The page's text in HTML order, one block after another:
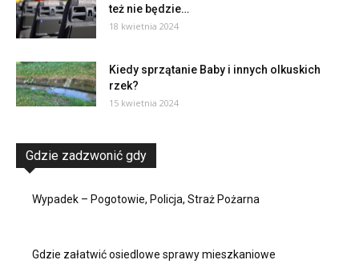
też nie będzie…
18 kwietnia 2024
Kiedy sprzątanie Baby i innych olkuskich
rzek?
15 kwietnia 2024
Gdzie zadzwonić gdy
Wypadek – Pogotowie, Policja, Straż Pożarna
Gdzie załatwić osiedlowe sprawy mieszkaniowe